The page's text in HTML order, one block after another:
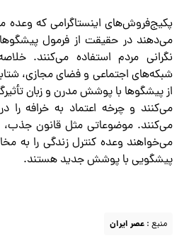
پکیج‌فروش‌های اینستاگرامی که وعده
می‌دهند در حقیقت از فرمول پیشگوها
نگرانی مردم استفاده می‌کنند.
شبکه‌های اجتماعی و فضای مجازی،
از پیشگوها با پوشش مدرن و زبان
می‌کنند و چرخه اعتماد به خرافه را
می‌کنند. موضوعاتی مثل قانون جذب،
می‌خواهند وعده کنترل زندگی را به
پیشگویی با پوشش جدید هستند.
منبع : عصر ایران